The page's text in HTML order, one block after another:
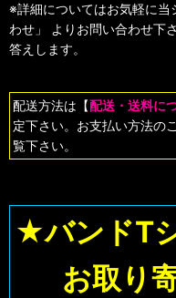
※詳細についてはお気軽に当
わせ」 よりお問い合わせ下
答えします。
配送方法は【配送・送料に
定下さい。お支払い方法の
覧下さい。
★バンドT
お取り